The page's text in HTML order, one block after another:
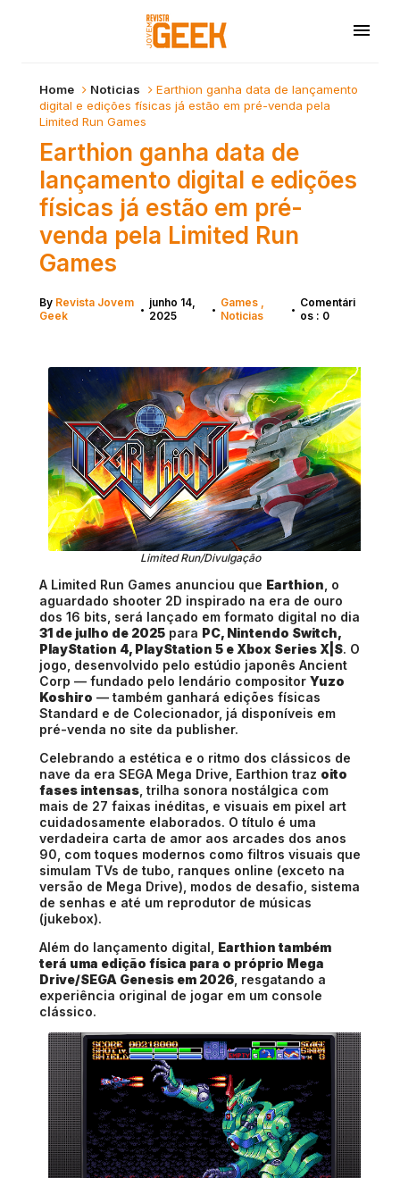
Home Noticias
Earthion ganha data de lançamento
digital e edições físicas já estão em pré-venda pela
Limited Run Games
Earthion ganha data de
lançamento digital e edições
físicas já estão em pré-
venda pela Limited Run
Games
By Revista Jovem
Geek
• junho 14,
2025
• Games
Noticias
• Comentári
os : 0
Limited Run/Divulgação
A Limited Run Games anunciou que Earthion , o
aguardado shooter 2D inspirado na era de ouro
dos 16 bits, será lançado em formato digital no dia
31 de julho de 2025 para PC, Nintendo Switch,
PlayStation 4, PlayStation 5 e Xbox Series X|S. O
jogo, desenvolvido pelo estúdio japonês Ancient
Corp — fundado pelo lendário compositor Yuzo
Koshiro — também ganhará edições físicas
Standard e de Colecionador, já disponíveis em
pré-venda no site da publisher.
Celebrando a estética e o ritmo dos clássicos de
nave da era SEGA Mega Drive, Earthion traz oito
fases intensas , trilha sonora nostálgica com
mais de 27 faixas inéditas, e visuais em pixel art
cuidadosamente elaborados. O título é uma
verdadeira carta de amor aos arcades dos anos
90, com toques modernos como filtros visuais que
simulam TVs de tubo, ranques online (exceto na
versão de Mega Drive), modos de desafio, sistema
de senhas e até um reprodutor de músicas
(jukebox).
Além do lançamento digital, Earthion também
terá uma edição física para o próprio Mega
Drive/SEGA Genesis em 2026 , resgatando a
experiência original de jogar em um console
clássico.